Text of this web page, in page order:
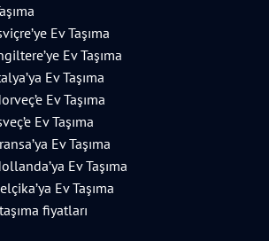
Ev Taşıma
Ev Taşıma
Ev Taşıma
Ev Taşıma
Ev Taşıma
Ev Taşıma
Ev Taşıma
Ev Taşıma
fiyatları